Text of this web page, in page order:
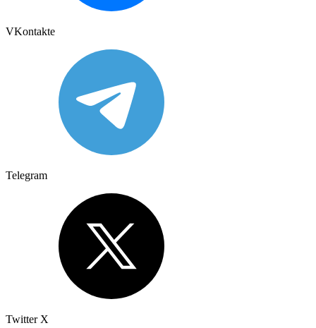
VKontakte
Telegram
Twitter X